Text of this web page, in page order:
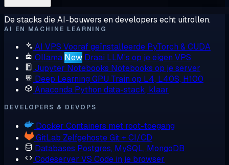
De stacks die AI-bouwers en developers echt uitrollen.
AI EN MACHINE LEARNING
AI VPS Vooraf geïnstalleerde PyTorch & CUDA
Ollama New Draai LLM's op je eigen VPS
Jupyter Notebooks Notebooks op je server
Deep Learning GPU Train op L4, L40S, H100
Anaconda Python data-stack, klaar
DEVELOPERS & DEVOPS
Docker Containers met root-toegang
GitLab Zelfgehoste Git + CI/CD
Databases Postgres, MySQL, MongoDB
Codeserver VS Code in je browser